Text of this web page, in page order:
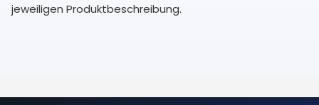
jeweiligen Produktbeschreibung.